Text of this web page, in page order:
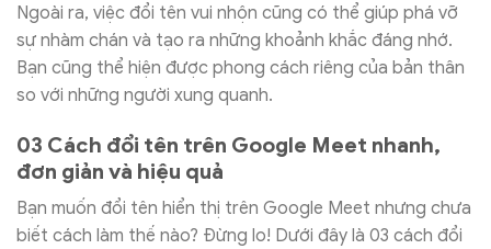
Ngoài ra, việc đổi tên vui nhộn cũng có thể giúp phá vỡ
sự nhàm chán và tạo ra những khoảnh khắc đáng nhớ.
Bạn cũng thể hiện được phong cách riêng của bản thân
so với những người xung quanh.
03 Cách đổi tên trên Google Meet nhanh,
đơn giản và hiệu quả
Bạn muốn đổi tên hiển thị trên Google Meet nhưng chưa
biết cách làm thế nào? Đừng lo! Dưới đây là 03 cách đổi